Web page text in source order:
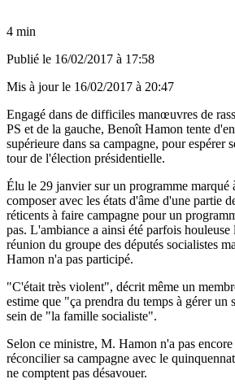
4 min
Publié le 16/02/2017 à 17:58
Mis à jour le 16/02/2017 à 20:47
Engagé dans de difficiles manœuvres de
PS et de la gauche, Benoît Hamon tente
supérieure dans sa campagne, pour espérer
tour de l'élection présidentielle.
Élu le 29 janvier sur un programme marqué
composer avec les états d'âme d'une partie
réticents à faire campagne pour un
pas. L'ambiance a ainsi été parfois houleuse
réunion du groupe des députés socialistes
Hamon n'a pas participé.
"C'était très violent", décrit même un
estime que "ça prendra du temps à gérer un
sein de "la famille socialiste".
Selon ce ministre, M. Hamon n'a pas
réconcilier sa campagne avec le
ne comptent pas désavouer.